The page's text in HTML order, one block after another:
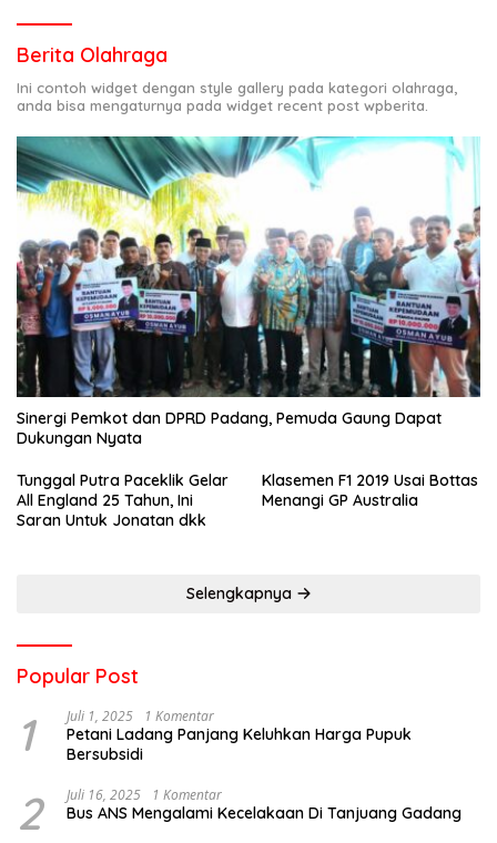
Berita Olahraga
Ini contoh widget dengan style gallery pada kategori olahraga,
anda bisa mengaturnya pada widget recent post wpberita.
Sinergi Pemkot dan DPRD Padang, Pemuda Gaung Dapat
Dukungan Nyata
Tunggal Putra Paceklik Gelar
All England 25 Tahun, Ini
Saran Untuk Jonatan dkk
Klasemen F1 2019 Usai Bottas
Menangi GP Australia
Selengkapnya
Popular Post
1 Juli 1, 2025 1 Komentar
Petani Ladang Panjang Keluhkan Harga Pupuk
Bersubsidi
2 Juli 16, 2025 1 Komentar
Bus ANS Mengalami Kecelakaan Di Tanjuang Gadang